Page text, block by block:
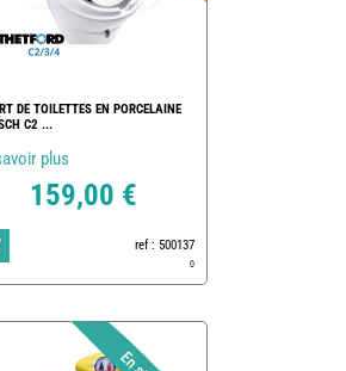
DE TOILETTES EN PORCELAINE
C2 ...
plus
159,00 €
ref : 500137
0